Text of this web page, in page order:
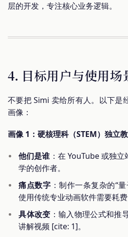
层的开发，专注核心业务逻辑。
4. 目标用户与使用场
不要把 Simi 卖给所有人。以下是
画像：
画像 1：硬核理科（STEM）独立
他们是谁 ：在 YouTube 或独
学的创作者。
痛点数字 ：制作一条复杂的“
使用传统专业动画软件需要耗费
具体改变 ：输入物理公式和推
讲解视频 [cite: 1]。